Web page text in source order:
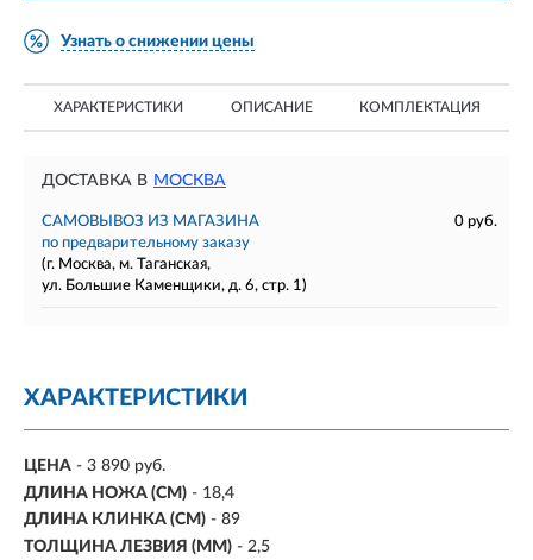
Узнать о снижении цены
ХАРАКТЕРИСТИКИ ОПИСАНИЕ КОМПЛЕКТАЦИЯ
ДОСТАВКА В МОСКВА
САМОВЫВОЗ ИЗ МАГАЗИНА
0 руб.
по предварительному заказу
(г. Москва, м. Таганская,
ул. Большие Каменщики, д. 6, стр. 1)
ХАРАКТЕРИСТИКИ
ЦЕНА - 3 890 руб.
ДЛИНА НОЖА (СМ) - 18,4
ДЛИНА КЛИНКА (СМ) - 89
ТОЛЩИНА ЛЕЗВИЯ (ММ) - 2,5